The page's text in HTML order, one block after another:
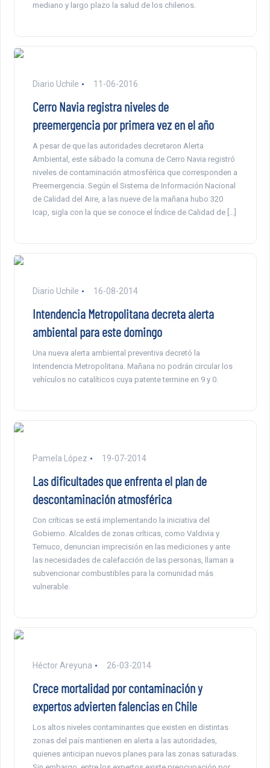
mediano y largo plazo la salud de los chilenos.
Diario Uchile 11-06-2016
Cerro Navia registra niveles de
preemergencia por primera vez en el año
A pesar de que las autoridades decretaron Alerta
Ambiental, este sábado la comuna de Cerro Navia registró
niveles de contaminación atmosférica que corresponden a
Preemergencia. Según el Sistema de Información Nacional
de Calidad del Aire, a las nueve de la mañana hubo 320
Icap, sigla con la que se conoce el Índice de Calidad de […]
Diario Uchile 16-08-2014
Intendencia Metropolitana decreta alerta
ambiental para este domingo
Una nueva alerta ambiental preventiva decretó la
Intendencia Metropolitana. Mañana no podrán circular los
vehículos no catalíticos cuya patente termine en 9 y 0.
Pamela López 19-07-2014
Las dificultades que enfrenta el plan de
descontaminación atmosférica
Con críticas se está implementando la iniciativa del
Gobierno. Alcaldes de zonas críticas, como Valdivia y
Temuco, denuncian imprecisión en las mediciones y ante
las necesidades de calefacción de las personas, llaman a
subvencionar combustibles para la comunidad más
vulnerable.
Héctor Areyuna 26-03-2014
Crece mortalidad por contaminación y
expertos advierten falencias en Chile
Los altos niveles contaminantes que existen en distintas
zonas del país mantienen en alerta a las autoridades,
quienes anticipan nuevos planes para las zonas saturadas.